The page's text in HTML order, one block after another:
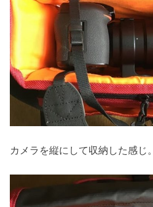
カメラを縦にして収納した感じ。